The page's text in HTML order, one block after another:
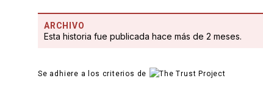
ARCHIVO
Esta historia fue publicada hace más de 2 meses.
Se adhiere a los criterios de